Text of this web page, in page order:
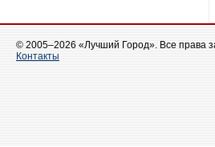
© 2005–2026 «Лучший Город». Все права
Контакты